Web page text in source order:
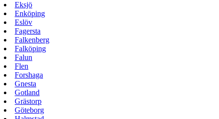
Eksjö
Enköping
Eslöv
Fagersta
Falkenberg
Falköping
Falun
Flen
Forshaga
Gnesta
Gotland
Grästorp
Göteborg